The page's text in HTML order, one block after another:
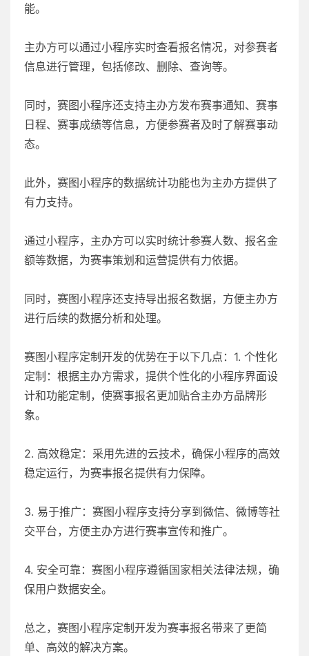
能。
主办方可以通过小程序实时查看报名情况，对参赛者
信息进行管理，包括修改、删除、查询等。
同时，赛图小程序还支持主办方发布赛事通知、赛事
日程、赛事成绩等信息，方便参赛者及时了解赛事动
态。
此外，赛图小程序的数据统计功能也为主办方提供了
有力支持。
通过小程序，主办方可以实时统计参赛人数、报名金
额等数据，为赛事策划和运营提供有力依据。
同时，赛图小程序还支持导出报名数据，方便主办方
进行后续的数据分析和处理。
赛图小程序定制开发的优势在于以下几点：1. 个性化
定制：根据主办方需求，提供个性化的小程序界面设
计和功能定制，使赛事报名更加贴合主办方品牌形
象。
2. 高效稳定：采用先进的云技术，确保小程序的高效
稳定运行，为赛事报名提供有力保障。
3. 易于推广：赛图小程序支持分享到微信、微博等社
交平台，方便主办方进行赛事宣传和推广。
4. 安全可靠：赛图小程序遵循国家相关法律法规，确
保用户数据安全。
总之，赛图小程序定制开发为赛事报名带来了更简
单、高效的解决方案。